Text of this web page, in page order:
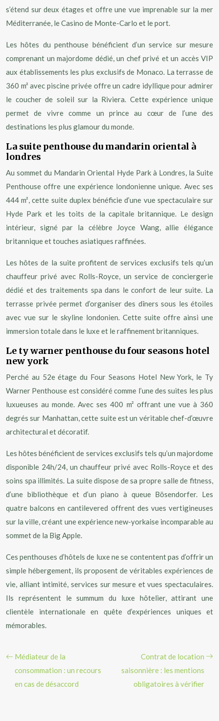
s’étend sur deux étages et offre une vue imprenable sur la mer
Méditerranée, le Casino de Monte-Carlo et le port.
Les hôtes du penthouse bénéficient d’un service sur mesure
comprenant un majordome dédié, un chef privé et un accès VIP
aux établissements les plus exclusifs de Monaco. La terrasse de
360 m² avec piscine privée offre un cadre idyllique pour admirer
le coucher de soleil sur la Riviera. Cette expérience unique
permet de vivre comme un prince au cœur de l’une des
destinations les plus glamour du monde.
La suite penthouse du mandarin oriental à
londres
Au sommet du Mandarin Oriental Hyde Park à Londres, la Suite
Penthouse offre une expérience londonienne unique. Avec ses
444 m², cette suite duplex bénéficie d’une vue spectaculaire sur
Hyde Park et les toits de la capitale britannique. Le design
intérieur, signé par la célèbre Joyce Wang, allie élégance
britannique et touches asiatiques raffinées.
Les hôtes de la suite profitent de services exclusifs tels qu’un
chauffeur privé avec Rolls-Royce, un service de conciergerie
dédié et des traitements spa dans le confort de leur suite. La
terrasse privée permet d’organiser des dîners sous les étoiles
avec vue sur le skyline londonien. Cette suite offre ainsi une
immersion totale dans le luxe et le raffinement britanniques.
Le ty warner penthouse du four seasons hotel
new york
Perché au 52e étage du Four Seasons Hotel New York, le Ty
Warner Penthouse est considéré comme l’une des suites les plus
luxueuses au monde. Avec ses 400 m² offrant une vue à 360
degrés sur Manhattan, cette suite est un véritable chef-d’œuvre
architectural et décoratif.
Les hôtes bénéficient de services exclusifs tels qu’un majordome
disponible 24h/24, un chauffeur privé avec Rolls-Royce et des
soins spa illimités. La suite dispose de sa propre salle de fitness,
d’une bibliothèque et d’un piano à queue Bösendorfer. Les
quatre balcons en cantilevered offrent des vues vertigineuses
sur la ville, créant une expérience new-yorkaise incomparable au
sommet de la Big Apple.
Ces penthouses d’hôtels de luxe ne se contentent pas d’offrir un
simple hébergement, ils proposent de véritables expériences de
vie, alliant intimité, services sur mesure et vues spectaculaires.
Ils représentent le summum du luxe hôtelier, attirant une
clientèle internationale en quête d’expériences uniques et
mémorables.
Médiateur de la
consommation : un recours
en cas de désaccord
Contrat de location
saisonnière : les mentions
obligatoires à vérifier